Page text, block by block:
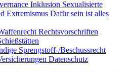
Inklusion Sexualisierte
Extremismus Dafür sein ist alles
Rechtsvorschriften
Sprengstoff-/Beschussrecht
Datenschutz